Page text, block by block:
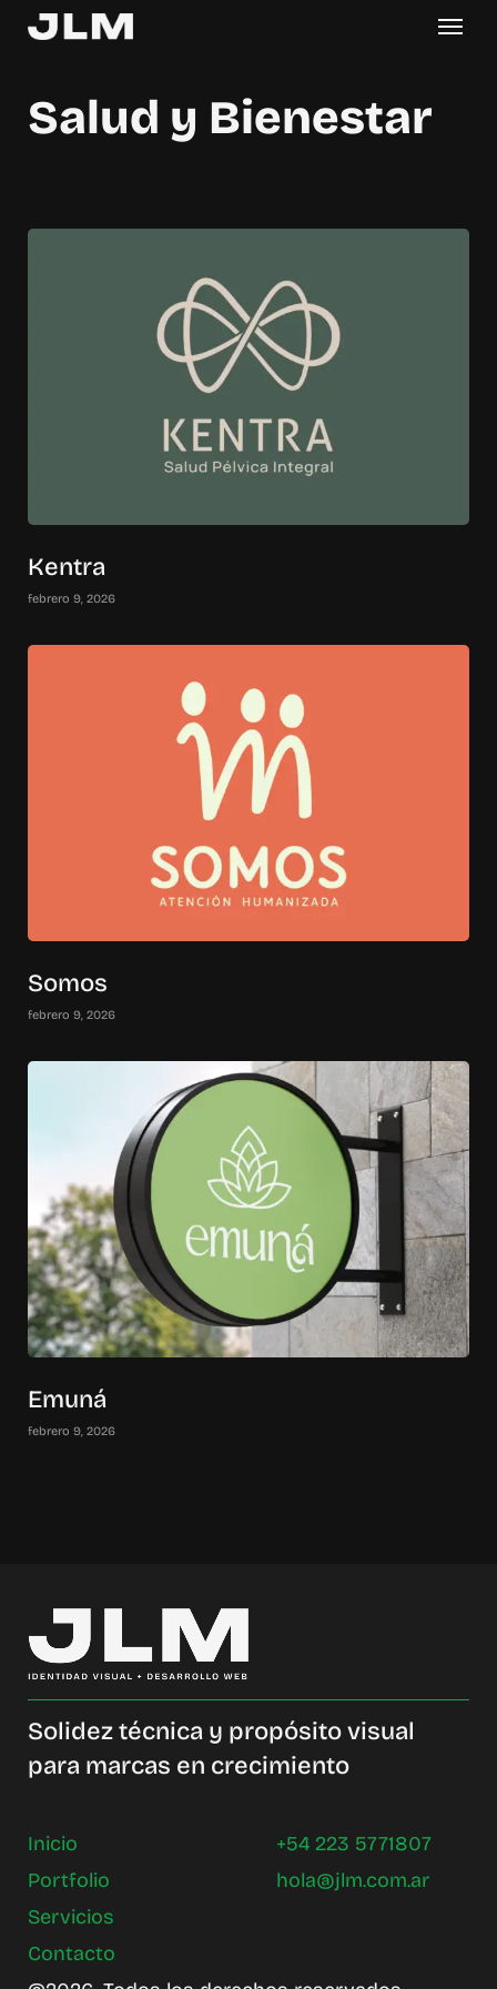
content
Menu
Salud y Bienestar
Kentra
febrero 9, 2026
Somos
febrero 9, 2026
Emuná
febrero 9, 2026
Solidez técnica y propósito visual
para marcas en crecimiento
Inicio
Portfolio
Servicios
Contacto
+54 223 5771807
hola@jlm.com.ar
Menu